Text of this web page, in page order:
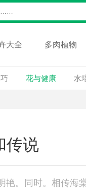
大全 多肉植物
花与健康 水
传说
艳。同时。相传海